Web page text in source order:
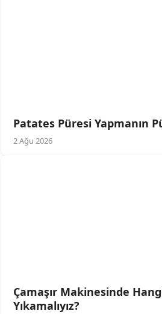
Patates Püresi Yapmanın
2 Ağu 2026
Çamaşır Makinesinde
Yıkamalıyız?